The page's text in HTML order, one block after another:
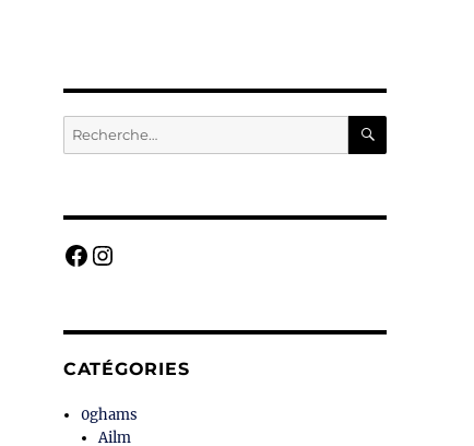
Recherche
pour :
Facebook
Instagram
CATÉGORIES
0ghams
Ailm